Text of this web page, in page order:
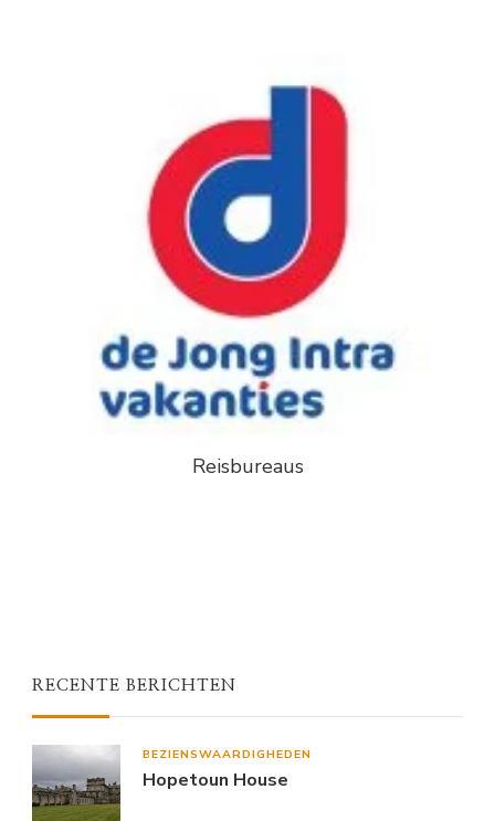
Reisbureaus
RECENTE BERICHTEN
BEZIENSWAARDIGHEDEN
Hopetoun House